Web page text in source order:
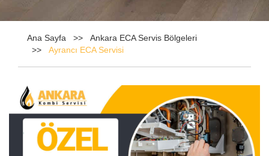
Ana Sayfa
Ankara ECA Servis Bölgeleri
Ayrancı ECA Servisi